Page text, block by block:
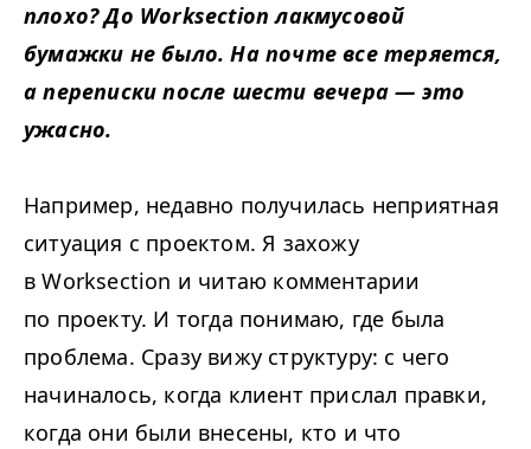
плохо? До Worksection лакмусовой
бумажки не было. На почте все теряется,
а переписки после шести вечера — это
ужасно.
Например, недавно получилась неприятная
ситуация с проектом. Я захожу
в Worksection и читаю комментарии
по проекту. И тогда понимаю, где была
проблема. Сразу вижу структуру: с чего
начиналось, когда клиент прислал правки,
когда они были внесены, кто и что